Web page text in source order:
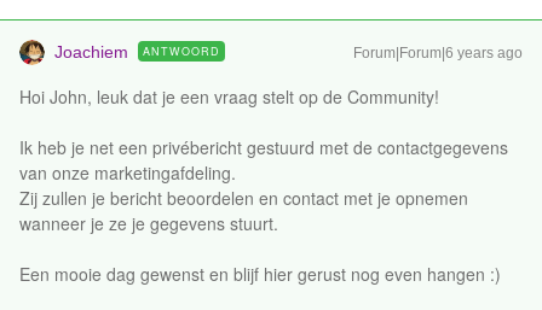
Joachiem ANTWOORD Forum|Forum|6 years ago
Hoi John, leuk dat je een vraag stelt op de Community!
Ik heb je net een privébericht gestuurd met de contactgegevens
van onze marketingafdeling.
Zij zullen je bericht beoordelen en contact met je opnemen
wanneer je ze je gegevens stuurt.
Een mooie dag gewenst en blijf hier gerust nog even hangen :)